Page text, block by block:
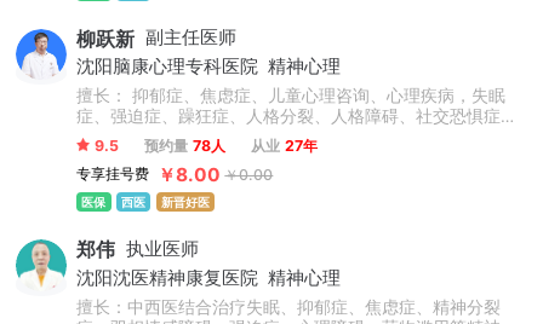
柳跃新 副主任医师
沈阳脑康心理专科医院 精神心理
擅长： 抑郁症、焦虑症、儿童心理咨询、心理疾病，失眠
症、强迫症、躁狂症、人格分裂、人格障碍、社交恐惧症等
各类精神心理问题，尤其是在精神心理疑难问题领域具有丰
富的行医经验，擅长运用中、西医结合的方法治疗精神心理
疾病。对精神疾病的治疗有着自己读到的见解。作为一位经
验丰富的精神科医生,柳跃新医生有着极强的洞察力和引导能
症下药。
9.5 预约量 78人 从业 27年
专享挂号费
￥8.00 ￥0.00
医保 西医 新晋好医
郑伟 执业医师
沈阳沈医精神康复医院 精神心理
擅长：中西医结合治疗失眠、抑郁症、焦虑症、精神分裂